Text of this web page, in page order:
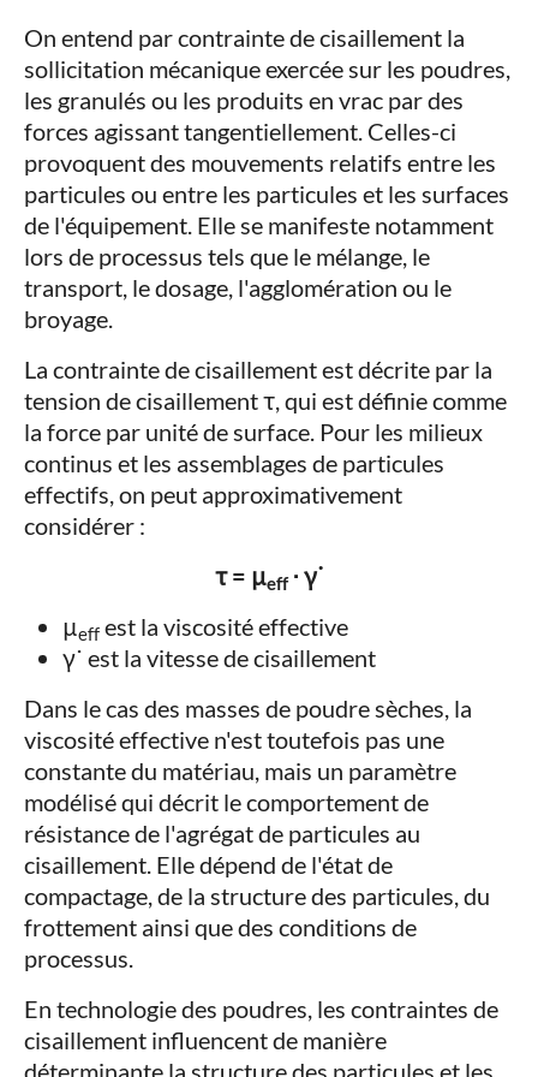
On entend par contrainte de cisaillement la
sollicitation mécanique exercée sur les poudres,
les granulés ou les produits en vrac par des
forces agissant tangentiellement. Celles-ci
provoquent des mouvements relatifs entre les
particules ou entre les particules et les surfaces
de l'équipement. Elle se manifeste notamment
lors de processus tels que le mélange, le
transport, le dosage, l'agglomération ou le
broyage.
La contrainte de cisaillement est décrite par la
tension de cisaillement τ, qui est définie comme
la force par unité de surface. Pour les milieux
continus et les assemblages de particules
effectifs, on peut approximativement
considérer :
τ = μeff ⋅ γ˙
μeff est la viscosité effective
γ˙ est la vitesse de cisaillement
Dans le cas des masses de poudre sèches, la
viscosité effective n'est toutefois pas une
constante du matériau, mais un paramètre
modélisé qui décrit le comportement de
résistance de l'agrégat de particules au
cisaillement. Elle dépend de l'état de
compactage, de la structure des particules, du
frottement ainsi que des conditions de
processus.
En technologie des poudres, les contraintes de
cisaillement influencent de manière
déterminante la structure des particules et les